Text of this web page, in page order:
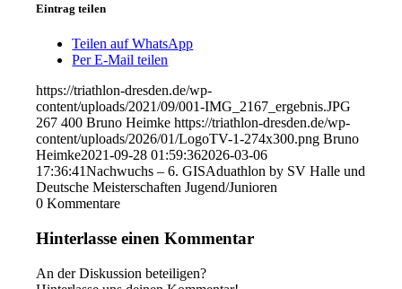
Eintrag teilen
Teilen auf WhatsApp
Per E-Mail teilen
https://triathlon-dresden.de/wp-
content/uploads/2021/09/001-IMG_2167_ergebnis.JPG
267 400 Bruno Heimke https://triathlon-dresden.de/wp-
content/uploads/2026/01/LogoTV-1-274x300.png Bruno
Heimke2021-09-28 01:59:362026-03-06
17:36:41Nachwuchs – 6. GISAduathlon by SV Halle und
Deutsche Meisterschaften Jugend/Junioren
0 Kommentare
Hinterlasse einen Kommentar
An der Diskussion beteiligen?